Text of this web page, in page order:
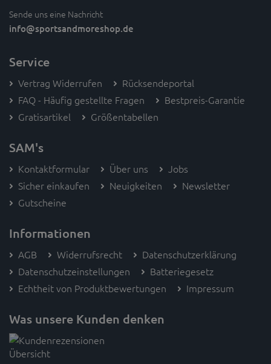
Sende uns eine Nachricht
info@sportsandmoreshop.de
Service
Vertrag Widerrufen
Rücksendeportal
FAQ - Häufig gestellte Fragen
Bestpreis-Garantie
Gratisartikel
Größentabellen
SAM's
Kontaktformular Über uns
Jobs
Sicher einkaufen
Neuigkeiten
Newsletter
Gutscheine
Informationen
AGB Widerrufsrecht
Datenschutzerklärung
Datenschutzeinstellungen
Batteriegesetz
Echtheit von Produktbewertungen
Impressum
Was unsere Kunden denken